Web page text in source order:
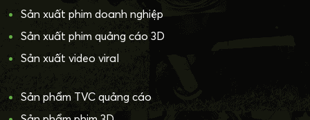
Sản xuất phim doanh nghiệp
Sản xuất phim quảng cáo 3D
Sản xuất video viral
Sản phẩm TVC quảng cáo